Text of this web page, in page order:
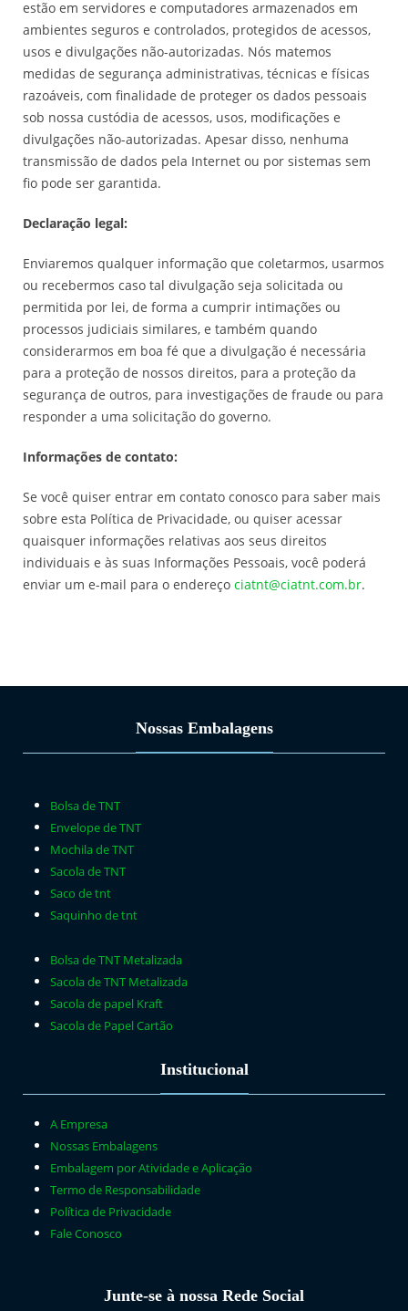
estão em servidores e computadores armazenados em
ambientes seguros e controlados, protegidos de acessos,
usos e divulgações não-autorizadas. Nós matemos
medidas de segurança administrativas, técnicas e físicas
razoáveis, com finalidade de proteger os dados pessoais
sob nossa custódia de acessos, usos, modificações e
divulgações não-autorizadas. Apesar disso, nenhuma
transmissão de dados pela Internet ou por sistemas sem
fio pode ser garantida.
Declaração legal:
Enviaremos qualquer informação que coletarmos, usarmos
ou recebermos caso tal divulgação seja solicitada ou
permitida por lei, de forma a cumprir intimações ou
processos judiciais similares, e também quando
considerarmos em boa fé que a divulgação é necessária
para a proteção de nossos direitos, para a proteção da
segurança de outros, para investigações de fraude ou para
responder a uma solicitação do governo.
Informações de contato:
Se você quiser entrar em contato conosco para saber mais
sobre esta Política de Privacidade, ou quiser acessar
quaisquer informações relativas aos seus direitos
individuais e às suas Informações Pessoais, você poderá
enviar um e-mail para o endereço ciatnt@ciatnt.com.br.
Nossas Embalagens
Bolsa de TNT
Envelope de TNT
Mochila de TNT
Sacola de TNT
Saco de tnt
Saquinho de tnt
Bolsa de TNT Metalizada
Sacola de TNT Metalizada
Sacola de papel Kraft
Sacola de Papel Cartão
Institucional
A Empresa
Nossas Embalagens
Embalagem por Atividade e Aplicação
Termo de Responsabilidade
Política de Privacidade
Fale Conosco
Junte-se à nossa Rede Social